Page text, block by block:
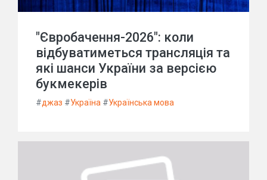
"Євробачення-2026": коли
відбуватиметься трансляція та
які шанси України за версією
букмекерів
#джаз #Україна #Українська мова